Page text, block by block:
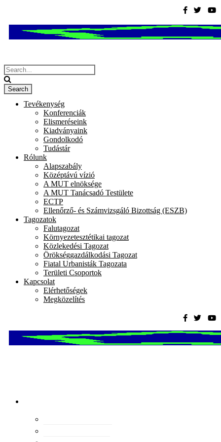
Tevékenység
Konferenciák
Elismeréseink
Kiadványaink
Gondolkodó
Tudástár
Rólunk
Alapszabály
Középtávú vízió
A MUT elnöksége
A MUT Tanácsadó Testülete
ECTP
Ellenőrző- és Számvizsgáló Bizottság (ESZB)
Tagozatok
Falutagozat
Környezetesztétikai tagozat
Közlekedési Tagozat
Örökséggazdálkodási Tagozat
Fiatal Urbanisták Tagozata
Területi Csoportok
Kapcsolat
Elérhetőségek
Megközelítés